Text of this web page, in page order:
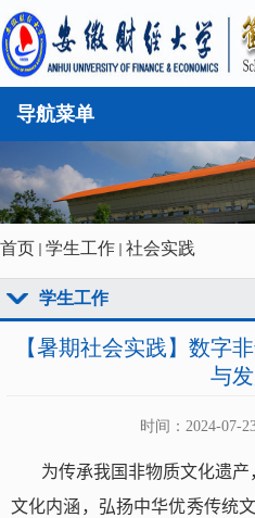
导航菜单
首页 学生工作 社会实践
学生工作
【暑期社会实践】数
与
时间：2024-07-
为传承我国非物质文化遗产
文化内涵 ， 弘扬中华优秀传统